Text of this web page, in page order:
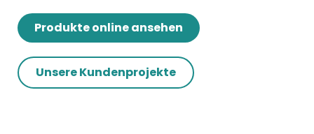
Produkte online ansehen
Unsere Kundenprojekte